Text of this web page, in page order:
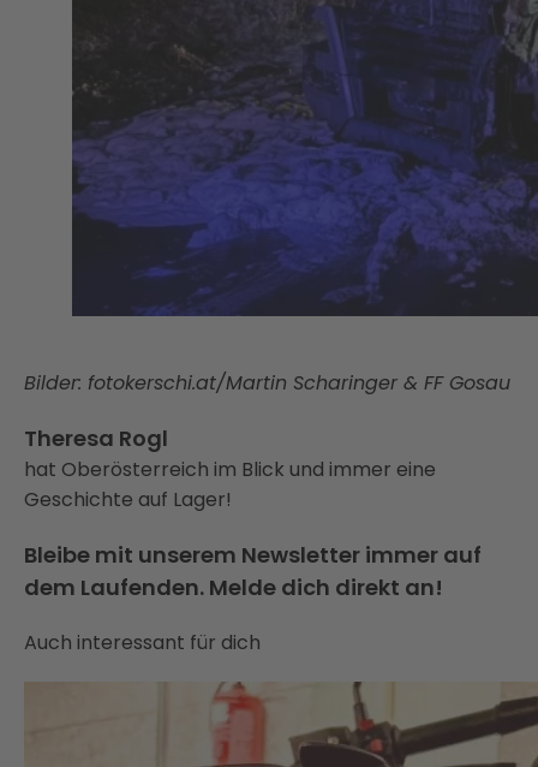
Bilder: fotokerschi.at/Martin Scharinger & FF Gosau
Theresa Rogl
hat Oberösterreich im Blick und immer eine
Geschichte auf Lager!
Bleibe mit unserem Newsletter immer auf
dem Laufenden. Melde dich direkt an!
Auch interessant für dich